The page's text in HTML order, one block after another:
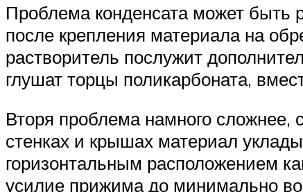
Проблема конденсата может быть
после крепления материала на
растворитель послужит
глушат торцы поликарбоната,
Вторя проблема намного сложнее,
стенках и крышах материал
горизонтальным расположением
усилие прижима до минимально